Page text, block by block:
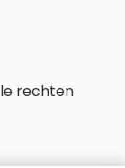
rechten